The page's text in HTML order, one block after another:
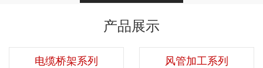
产品展示
电缆桥架系列 风管加工系列